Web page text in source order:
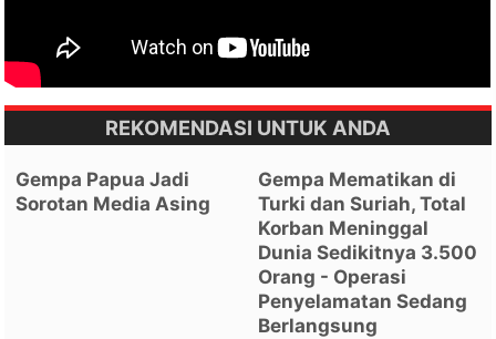
REKOMENDASI UNTUK ANDA
Gempa Papua Jadi
Sorotan Media Asing
Gempa Mematikan di
Turki dan Suriah, Total
Korban Meninggal
Dunia Sedikitnya 3.500
Orang - Operasi
Penyelamatan Sedang
Berlangsung